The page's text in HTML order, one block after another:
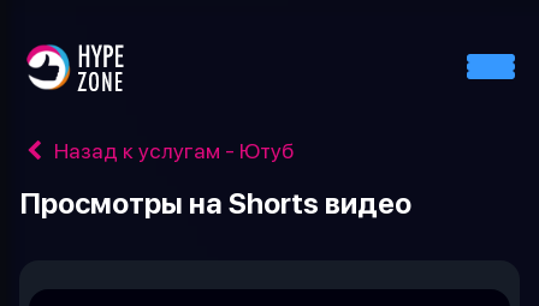
Назад к услугам - Ютуб
Просмотры на Shorts видео